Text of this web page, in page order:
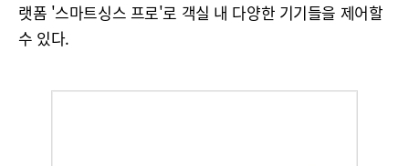
랫폼 '스마트싱스 프로'로 객실 내 다양한 기기들을 제어할
수 있다.